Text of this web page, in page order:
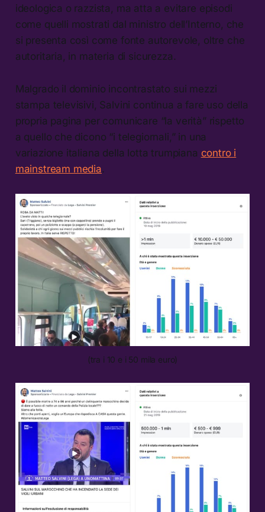
ideologica o razzista, ma atta a evitare episodi
come quelli mostrati dal ministro dell’Interno, che
si presenta così come fonte autorevole, oltre che
autoritaria, in materia di sicurezza.
Malgrado il dominio incontrastato sui mezzi
stampa televisivi, Salvini continua a fare uso della
propria pagina per comunicare “la verità” rispetto
a quello che dicono “i telegiornali,” in una
variazione italiana della lotta trumpiana contro i
mainstream media.
(tra i 10 e i 50 mila euro)